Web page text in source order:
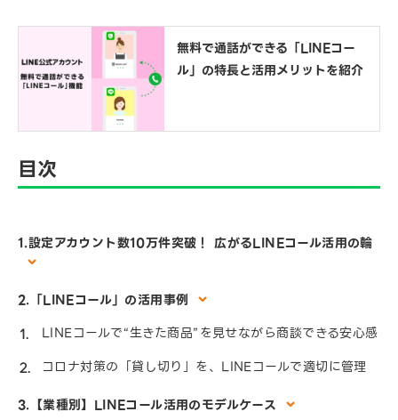
無料で通話ができる「LINEコー
ル」の特長と活用メリットを紹介
目次
1.設定アカウント数10万件突破！ 広がるLINEコール活用の輪
2.「LINEコール」の活用事例
LINEコールで“生きた商品”を見せながら商談できる安心感
コロナ対策の「貸し切り」を、LINEコールで適切に管理
3.【業種別】LINEコール活用のモデルケース